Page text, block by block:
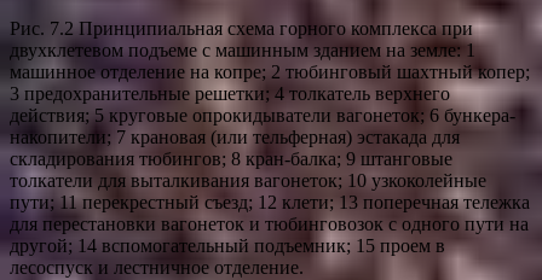
Рис. 7.2 Принципиальная схема горного комплекса при
двухклетевом подъеме с машинным зданием на земле: 1
машинное отделение на копре; 2 тюбинговый шахтный копер;
3 предохранительные решетки; 4 толкатель верхнего
действия; 5 круговые опрокидыватели вагонеток; 6 бункера-
накопители; 7 крановая (или тельферная) эстакада для
складирования тюбингов; 8 кран-балка; 9 штанговые
толкатели для выталкивания вагонеток; 10 узкоколейные
пути; 11 перекрестный съезд; 12 клети; 13 поперечная тележка
для перестановки вагонеток и тюбинговозок с одного пути на
другой; 14 вспомогательный подъемник; 15 проем в
лесоспуск и лестничное отделение.